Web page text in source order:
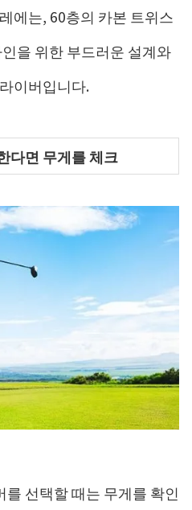
에는, 60층의 카본 트위스
을 위한 부드러운 설계와
이버입니다.
다면 무게를 체크
선택할 때는 무게를 확인